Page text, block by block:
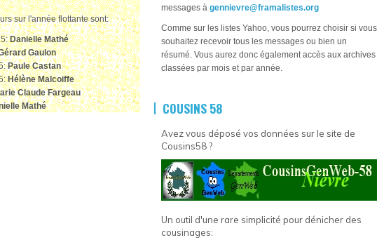
sur l'année flottante sont:
Danielle Mathé
Gaulon
Paule Castan
Hélène Malcoiffe
Claude Fargeau
Mathé
messages à gennievre@framalistes.org
Comme sur les listes Yahoo, vous pourrez choisir si vous
souhaitez recevoir tous les messages ou bien un
résumé. Vous aurez donc également accès aux archives
classées par mois et par année.
COUSINS 58
Avez vous déposé vos données sur le site de
Cousins58 ?
Un outil d'une rare simplicité pour dénicher des
cousinages: